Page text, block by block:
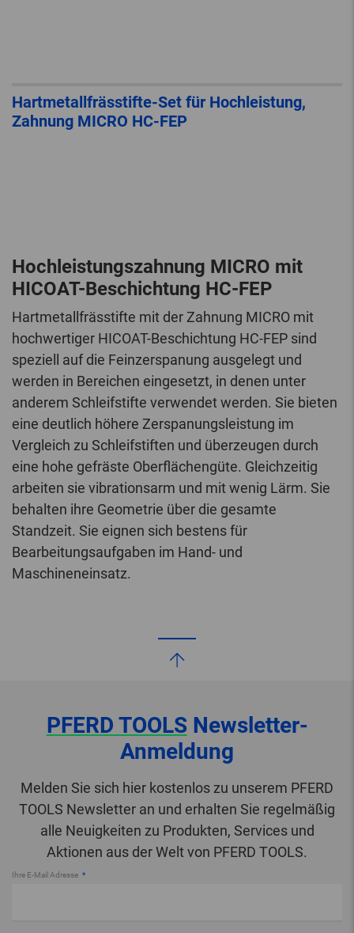
Hartmetallfrässtifte-Set für Hochleistung,
Zahnung MICRO HC-FEP
Hochleistungszahnung MICRO mit
HICOAT-Beschichtung HC-FEP
Hartmetallfrässtifte mit der Zahnung MICRO mit
hochwertiger HICOAT-Beschichtung HC-FEP sind
speziell auf die Feinzerspanung ausgelegt und
werden in Bereichen eingesetzt, in denen unter
anderem Schleifstifte verwendet werden. Sie bieten
eine deutlich höhere Zerspanungsleistung im
Vergleich zu Schleifstiften und überzeugen durch
eine hohe gefräste Oberflächengüte. Gleichzeitig
arbeiten sie vibrationsarm und mit wenig Lärm. Sie
behalten ihre Geometrie über die gesamte
Standzeit. Sie eignen sich bestens für
Bearbeitungsaufgaben im Hand- und
Maschineneinsatz.
PFERD TOOLSNewsletter-
Anmeldung
Melden Sie sich hier kostenlos zu unserem PFERD
TOOLS Newsletter an und erhalten Sie regelmäßig
alle Neuigkeiten zu Produkten, Services und
Aktionen aus der Welt von PFERD TOOLS.
Ihre E-Mail Adresse